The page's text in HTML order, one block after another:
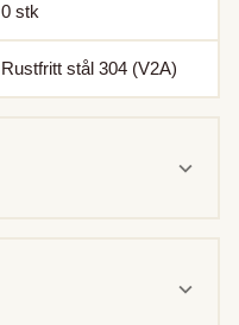
0 stk
Rustfritt stål 304 (V2A)